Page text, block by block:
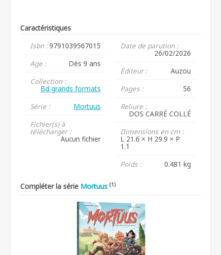
Caractéristiques
Isbn :9791039567015
Age :
Dès 9 ans
Collection :
Bd grands formats
Série :
Mortuus
Fichier(s) à
télécharger :
Aucun fichier
Date de parution :
26/02/2026
Éditeur :
Auzou
Pages :
56
Reliure :
DOS CARRÉ COLLÉ
Dimensions en cm :
L 21.6 × H 29.9 × P
1.1
Poids :
0.481 kg
Compléter la série Mortuus (1)